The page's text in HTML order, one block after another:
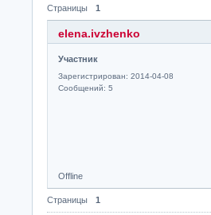
Страницы 1
elena.ivzhenko
Участник
Зарегистрирован: 2014-04-08
Сообщений: 5
Offline
Страницы 1